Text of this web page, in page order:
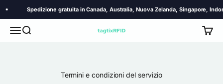
Spedizione gratuita in Canada, Australia, Nuova Zelanda, Singapore,
MenùCerca TagtixRFID
Termini e condizioni del servizio